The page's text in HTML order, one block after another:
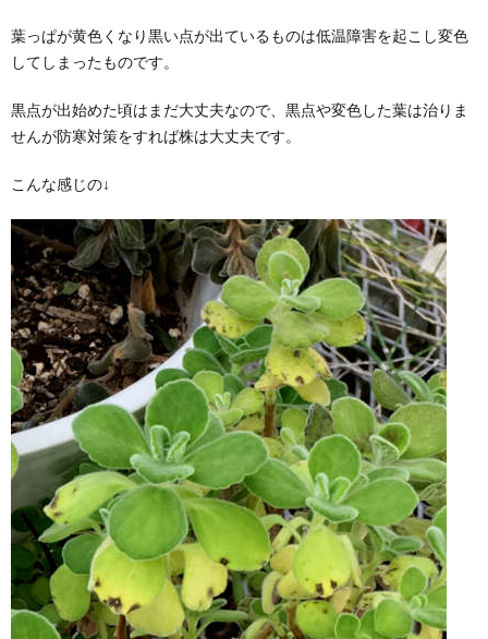
葉っぱが黄色くなり黒い点が出ているものは低温障害を起こし変色
してしまったものです。
黒点が出始めた頃はまだ大丈夫なので、黒点や変色した葉は治りま
せんが防寒対策をすれば株は大丈夫です。
こんな感じの↓